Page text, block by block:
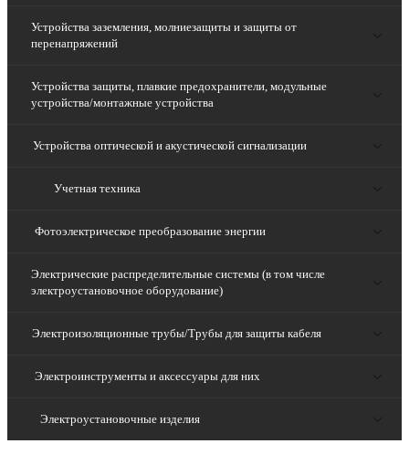
Устройства заземления, молниезащиты и защиты от
перенапряжений
Устройства защиты, плавкие предохранители, модульные
устройства/монтажные устройства
Устройства оптической и акустической сигнализации
Учетная техника
Фотоэлектрическое преобразование энергии
Электрические распределительные системы (в том числе
электроустановочное оборудование)
Электроизоляционные трубы/Трубы для защиты кабеля
Электроинструменты и аксессуары для них
Электроустановочные изделия